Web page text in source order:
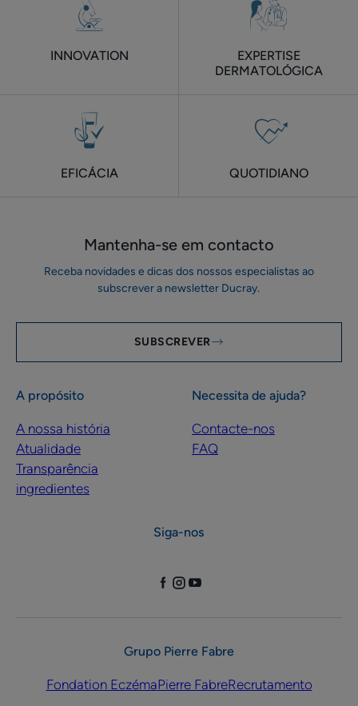
INNOVATION
EXPERTISE
DERMATOLÓGICA
EFICÁCIA QUOTIDIANO
Mantenha-se em ​contacto
Receba novidades e dicas dos nossos especialistas ao
subscrever a newsletter Ducray.
SUBSCREVER
A propósito
A nossa história
Atualidade
Transparência
ingredientes
Necessita de ajuda?
Contacte-nos
FAQ
Siga-nos
Grupo Pierre Fabre
Fondation EczémaPierre FabreRecrutamento